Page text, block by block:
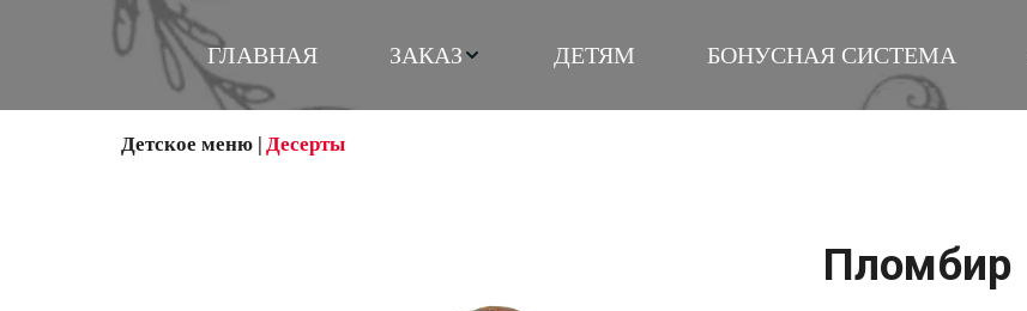
ГЛАВНАЯ ЗАКАЗ ДЕТЯМ БОНУСНАЯ СИСТЕМА
Детское меню | Десерты
Пломбир